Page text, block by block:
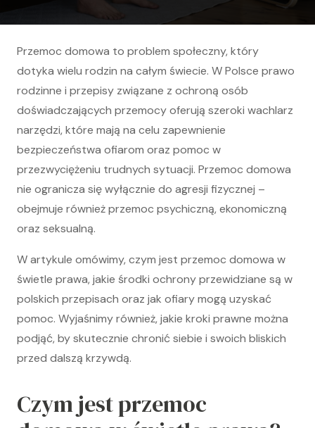
Przemoc domowa to problem społeczny, który
dotyka wielu rodzin na całym świecie. W Polsce prawo
rodzinne i przepisy związane z ochroną osób
doświadczających przemocy oferują szeroki wachlarz
narzędzi, które mają na celu zapewnienie
bezpieczeństwa ofiarom oraz pomoc w
przezwyciężeniu trudnych sytuacji. Przemoc domowa
nie ogranicza się wyłącznie do agresji fizycznej –
obejmuje również przemoc psychiczną, ekonomiczną
oraz seksualną.
W artykule omówimy, czym jest przemoc domowa w
świetle prawa, jakie środki ochrony przewidziane są w
polskich przepisach oraz jak ofiary mogą uzyskać
pomoc. Wyjaśnimy również, jakie kroki prawne można
podjąć, by skutecznie chronić siebie i swoich bliskich
przed dalszą krzywdą.
Czym jest przemoc